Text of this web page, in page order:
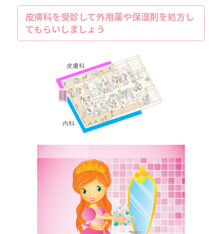
皮膚科を受診して外用薬や保湿剤を処方し
てもらいしましょう